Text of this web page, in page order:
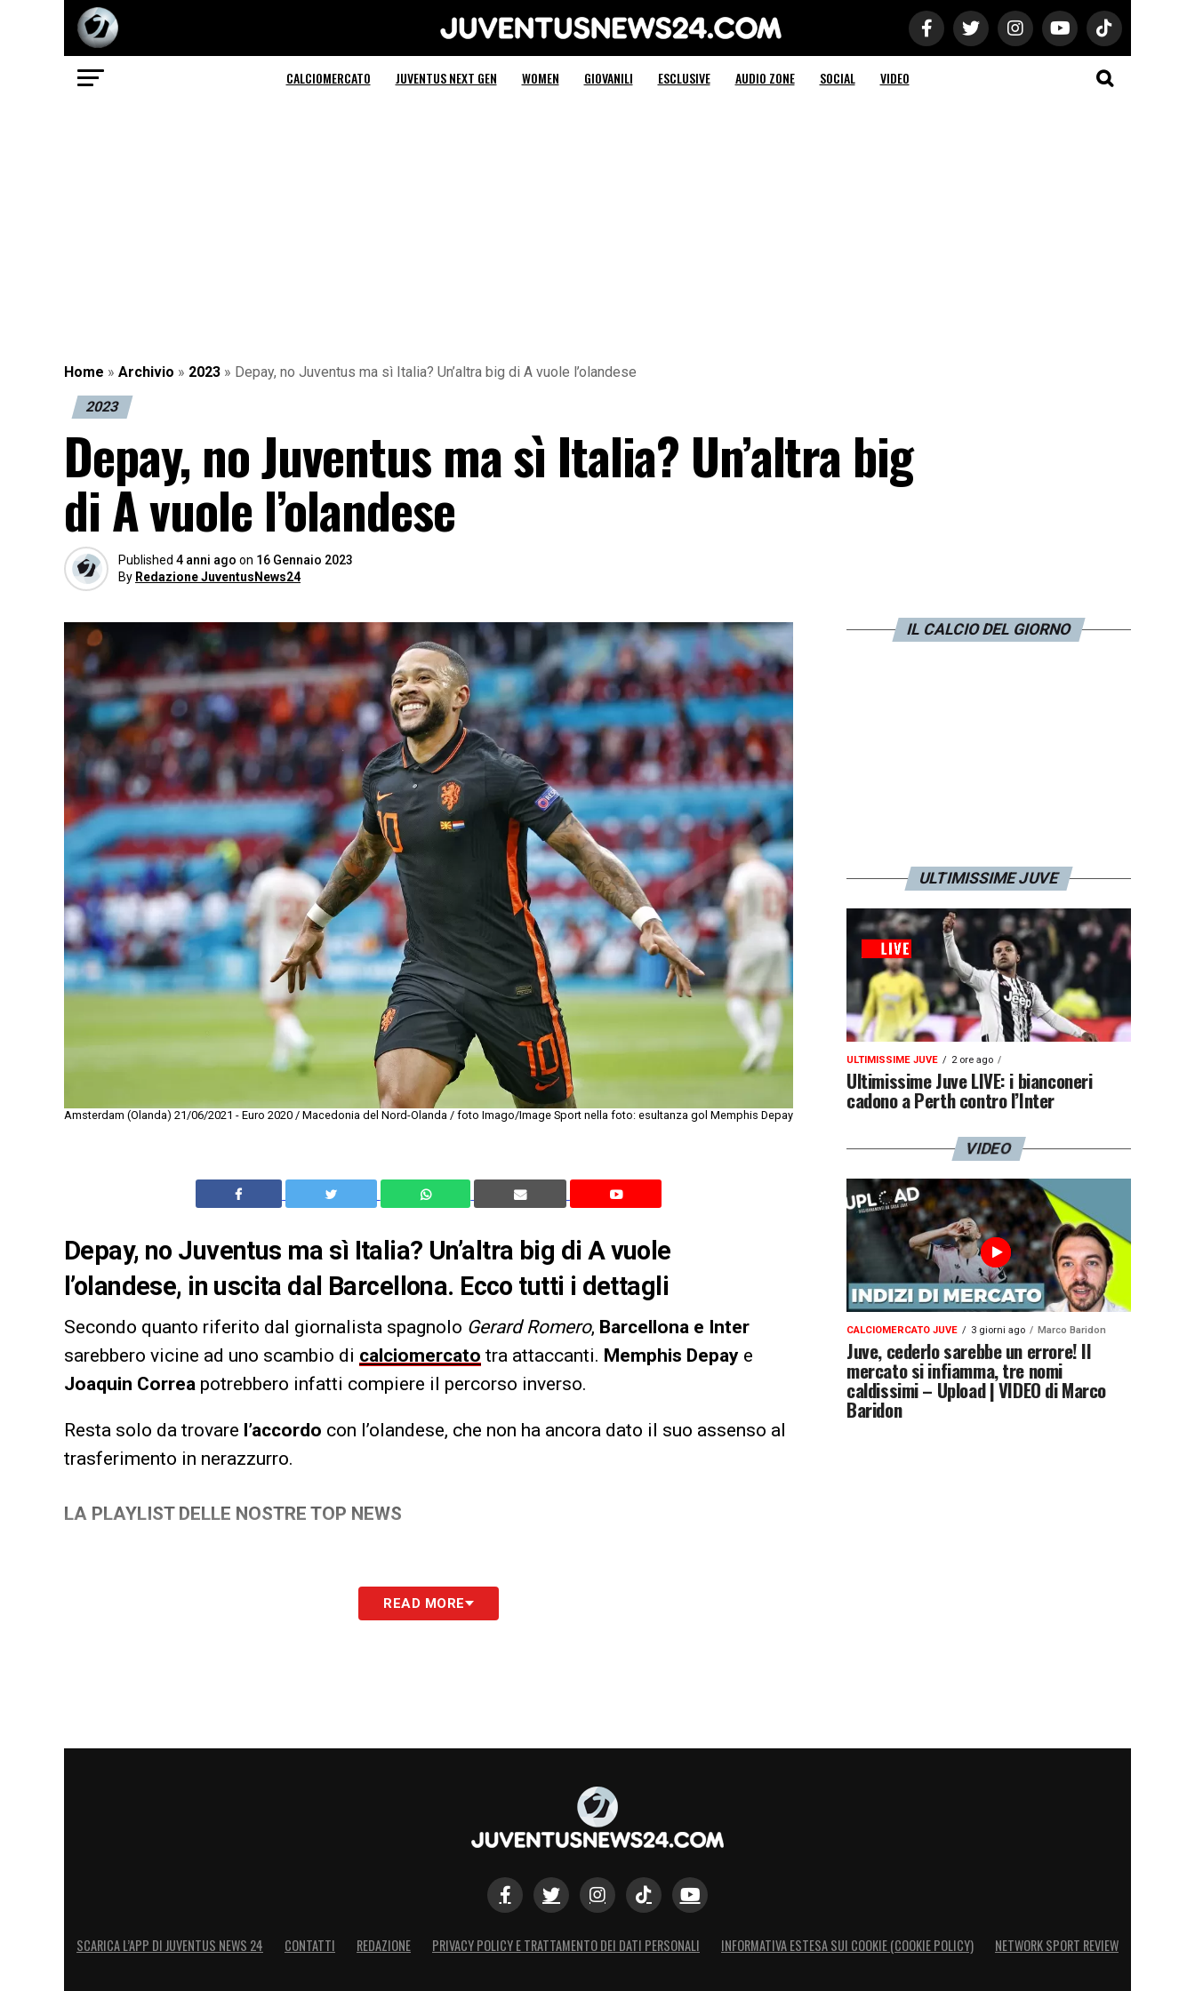
Juventus News 24
CALCIOMERCATO JUVENTUS NEXT GEN WOMEN GIOVANILI ESCLUSIVE AUDIO ZONE SOCIAL VIDEO
Home » Archivio » 2023 » Depay, no Juventus ma sì Italia? Un’altra big di A vuole l’olandese
2023
Depay, no Juventus ma sì Italia? Un’altra big
di A vuole l’olandese
Published 4 anni ago on 16 Gennaio 2023
By Redazione JuventusNews24
Amsterdam (Olanda) 21/06/2021 - Euro 2020 / Macedonia del Nord-Olanda / foto Imago/Image Sport nella foto: esultanza gol Memphis Depay
Depay, no Juventus ma sì Italia? Un’altra big di A vuole
l’olandese, in uscita dal Barcellona. Ecco tutti i dettagli
Secondo quanto riferito dal giornalista spagnolo Gerard Romero, Barcellona e Inter
sarebbero vicine ad uno scambio di calciomercato tra attaccanti. Memphis Depay e
Joaquin Correa potrebbero infatti compiere il percorso inverso.
Resta solo da trovare l’accordo con l’olandese, che non ha ancora dato il suo assenso al
trasferimento in nerazzurro.
LA PLAYLIST DELLE NOSTRE TOP NEWS
READ MORE
IL CALCIO DEL GIORNO
ULTIMISSIME JUVE
ULTIMISSIME JUVE 2 ore ago
Ultimissime Juve LIVE: i bianconeri
cadono a Perth contro l’Inter
VIDEO
CALCIOMERCATO JUVE 3 giorni ago Marco Baridon
Juve, cederlo sarebbe un errore! Il
mercato si infiamma, tre nomi
caldissimi – Upload | VIDEO di Marco
Baridon
SCARICA L’APP DI JUVENTUS NEWS 24 CONTATTI REDAZIONE PRIVACY POLICY E TRATTAMENTO DEI DATI PERSONALI INFORMATIVA ESTESA SUI COOKIE (COOKIE POLICY) NETWORK SPORT REVIEW